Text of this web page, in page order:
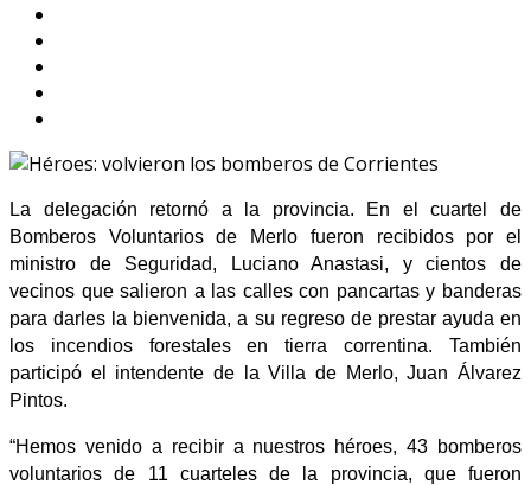
La delegación retornó a la provincia. En el cuartel de
Bomberos Voluntarios de Merlo fueron recibidos por el
ministro de Seguridad, Luciano Anastasi, y cientos de
vecinos que salieron a las calles con pancartas y banderas
para darles la bienvenida, a su regreso de prestar ayuda en
los incendios forestales en tierra correntina. También
participó el intendente de la Villa de Merlo, Juan Álvarez
Pintos.
“Hemos venido a recibir a nuestros héroes, 43 bomberos
voluntarios de 11 cuarteles de la provincia, que fueron